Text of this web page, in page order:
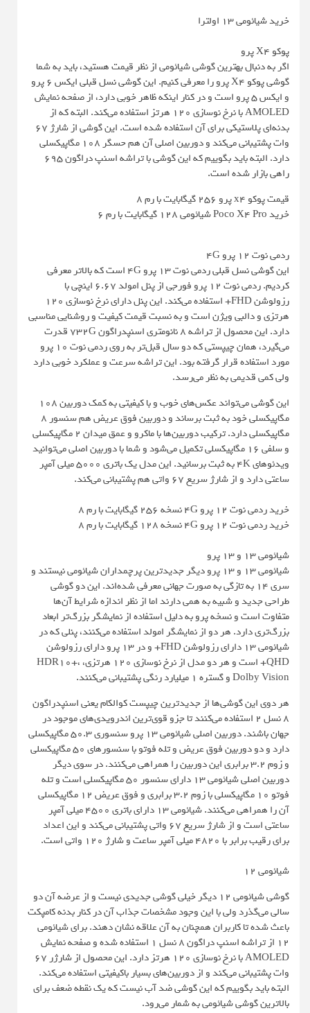
خرید شیائومی 13 اولترا
پوکو X4 پرو
اگر به دنبال بهترین گوشی شیائومی از نظر قیمت هستید، باید به شما
گوشی پوکو X4 پرو را معرفی کنیم. این گوشی نسل قبلی ایکس 6 پرو
و ایکس 5 پرو است و در کنار اینکه ظاهر خوبی دارد، از صفحه نمایش
AMOLED با نرخ نوسازی ۱۲۰ هرتز استفاده می‌کند. البته که از
بدنه‌ای پلاستیکی برای آن استفاده شده است. این گوشی از شارژ ۶۷
وات پشتیبانی می‌کند و دوربین اصلی آن هم حسگر ۱۰۸ مگاپیکسلی
دارد. البته باید بگوییم که این گوشی با تراشه اسنپ دراگون ۶۹۵
راهی بازار شده است.
قیمت پوکو x4 پرو 256 گیگابایت با رم 8
خرید Poco X4 Pro شیائومی 128 گیگابایت با رم 6
ردمی نوت 12 پرو 4G
این گوشی نسل قبلی ردمی نوت 13 پرو 4G است که بالاتر معرفی
کردیم. ردمی نوت 12 پرو فورجی از پنل امولد 6.67 اینچی با
رزولوشن FHD+ استفاده می‌کند. این پنل دارای نرخ نوسازی 120
هرتزی و دالبی ویژن است و به نسبت قیمت کیفیت و روشنایی مناسبی
دارد. این محصول از تراشه 8 نانومتری اسنپدراگون 732G قدرت
می‌گیرد، همان چیپستی که دو سال قبل‌تر به روی ردمی نوت 10 پرو
مورد استفاده قرار گرفته بود. این تراشه سرعت و عملکرد خوبی دارد
ولی کمی قدیمی به نظر می‌رسد.
این گوشی می‌تواند عکس‌های خوب و با کیفیتی به کمک دوربین 108
مگاپیکسلی خود به ثبت برساند و دوربین فوق عریض هم سنسور 8
مگاپیکسلی دارد. ترکیب دوربین‌ها با ماکرو و عمق میدان 2 مگاپیکسلی
و سلفی 16 مگاپیکسلی تکمیل می‌شود و شما با دوربین اصلی می‌توانید
ویدئوهای 4K به ثبت برسانید. این مدل یک باتری 5000 میلی آمپر
ساعتی دارد و از شارژ سریع 67 واتی هم پشتیبانی می‌کند.
خرید ردمی نوت 12 پرو 4G نسخه 256 گیگابایت با رم 8
خرید ردمی نوت 12 پرو 4G نسخه 128 گیگابایت با رم 8
شیائومی 13 و 13 پرو
شیائومی 13 و 13 پرو دیگر جدیدترین پرچمداران شیائومی نیستند و
سری 14 به تازگی به صورت جهانی معرفی شده‌اند. این دو گوشی
طراحی جدید و شبیه به همی دارند اما از نظر اندازه شرایط آن‌ها
متفاوت است و نسخه پرو به دلیل استفاده از نمایشگر بزرگ‌تر ابعاد
بزرگ‌تری دارد. هر دو از نمایشگر امولد استفاده می‌کنند، پنلی که در
شیائومی 13 دارای رزولوشن FHD+ و در 13 پرو دارای رزولوشن
QHD+ است و هر دو مدل از نرخ نوسازی 120 هرتزی،‌ HDR10+،
Dolby Vision و گستره 1 میلیارد رنگی پشتیبانی می‌کنند.
هر دوی این گوشی‌ها از جدیدترین چیپست کوالکام یعنی اسنپدراگون
8 نسل 2 استفاده می‌کنند تا جزو قوی‌ترین اندرویدی‌های موجود در
جهان باشند. دوربین اصلی شیائومی 13 پرو سنسوری 50.3 مگاپیکسلی
دارد و دو دوربین فوق عریض و تله فوتو با سنسورهای 50 مگاپیکسلی
و زوم 3.2 برابری این دوربین را همراهی می‌کنند. در سوی دیگر
دوربین اصلی شیائومی 13 دارای سنسور 50 مگاپیکسلی است و تله
فوتو 10 مگاپیکسلی با زوم 3.2 برابری و فوق عریض 12 مگاپیکسلی
آن را همراهی می‌کنند. شیائومی 13 دارای باتری 4500 میلی آمپر
ساعتی است و از شارژ سریع 67 واتی پشتیبانی می‌کند و این اعداد
برای رقیب برابر با 4820 میلی آمپر ساعت و شارژ 120 واتی است.
شیائومی ۱۲
گوشی شیائومی ۱۲ دیگر خیلی گوشی جدیدی نیست و از عرضه آن دو
سالی می‌گذرد ولی با این وجود مشخصات جذاب آن در کنار بدنه کامپکت
باعث شده تا کاربران همچنان به آن علاقه نشان دهند. برای شیائومی
۱۲ از تراشه اسنپ دراگون ۸ نسل ۱ استفاده شده و صفحه نمایش
AMOLED با نرخ نوسازی ۱۲۰ هرتز دارد. این محصول از شارژر ۶۷
وات پشتیبانی می‌کند و از دوربین‌های بسیار باکیفیتی استفاده می‌کند.
البته باید بگوییم که این گوشی ضد آب نیست که یک نقطه ضعف برای
بالاترین گوشی شیائومی به شمار می‌رود.